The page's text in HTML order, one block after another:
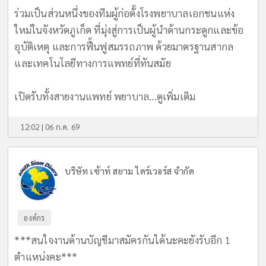
ร่วมเป็นส่วนหนึ่งของทีมผู้ก่อตั้งโรงพยาบาลเอกชนแห่ง
ใหม่ในจังหวัดภูเก็ต ที่มุ่งสู่การเป็นผู้นำด้านกระดูกและข้อ
อุบัติเหตุ และการฟื้นฟูสมรรถภาพ ด้วยมาตรฐานสากล
และเทคโนโลยีทางการแพทย์ที่ทันสมัย
เปิดรับทั้งสายงานแพทย์ พยาบาล...ดูเพิ่มเติม
12:02 | 06 ก.ค. 69
บริษัท เซ้าท์ สยาม ไดร์เวอร์ส จำกัด
องค์กร
***สนใจงานด้านบัญชีมาสมัครกันได้นะคะยังรับอีก 1
ตำแหน่งคะ***